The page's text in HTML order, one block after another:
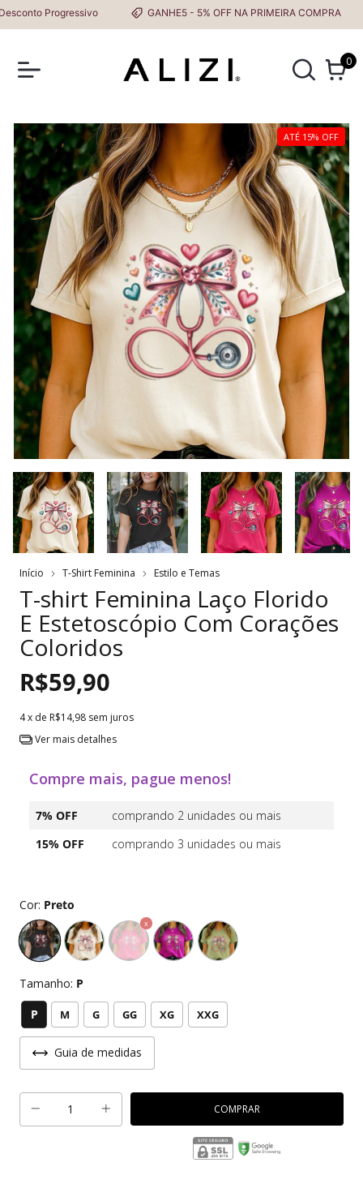
Progressivo GANHE5 - 5% OFF NA PRIMEIRA COMPRA
0
ATÉ 15% OFF
Início T-Shirt Feminina Estilo e Temas
T-shirt Feminina Laço Florido
E Estetoscópio Com Corações
Coloridos
R$59,90
4x de R$14,98 sem juros
Ver mais detalhes
Compre mais, pague menos!
7% OFF
comprando 2 unidades ou mais
15% OFF
comprando 3 unidades ou mais
Cor: Preto
Tamanho: P
P M G GG XG XXG
Guia de medidas